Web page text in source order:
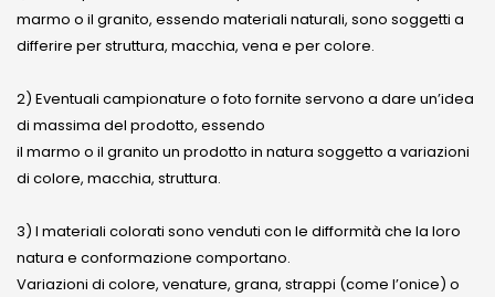
marmo o il granito, essendo materiali naturali, sono soggetti a
differire per struttura, macchia, vena e per colore.
2) Eventuali campionature o foto fornite servono a dare un’idea
di massima del prodotto, essendo
il marmo o il granito un prodotto in natura soggetto a variazioni
di colore, macchia, struttura.
3) I materiali colorati sono venduti con le difformità che la loro
natura e conformazione comportano.
Variazioni di colore, venature, grana, strappi (come l’onice) o